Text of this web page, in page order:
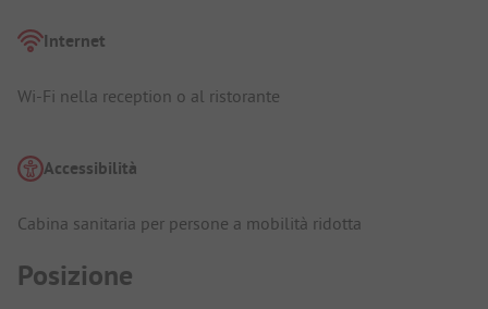
Internet
Wi-Fi nella reception o al ristorante
Accessibilità
Cabina sanitaria per persone a mobilità ridotta
Posizione